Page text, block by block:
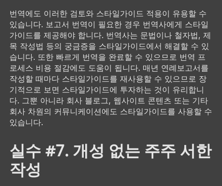
번역에도 이러한 검토와 스타일가이드 적용이 유용할 수
있습니다. 보고서 번역이 필요한 경우 번역사에게 스타일
가이드를 제공해야 합니다. 번역사는 문법이나 철자법, 제
목 작성법 등의 궁금증을 스타일가이드에서 해결할 수 있
습니다. 또한 빠르게 번역을 완료할 수 있으므로 번역 프
로세스 비용 절감에도 도움이 됩니다. 매년 연례보고서를
작성할 때마다 스타일가이드를 재사용할 수 있으므로 장
기적으로 보면 스타일가이드에 투자하는 것이 유리합니
다. 그뿐 아니라 회사 블로그, 웹사이트 콘텐츠 또는 기타
회사 차원의 커뮤니케이션에도 스타일가이드를 사용할 수
있습니다.
실수 #7. 개성 없는 주주 서한
작성